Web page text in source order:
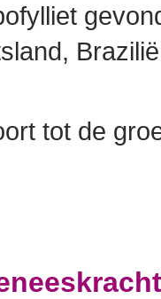
tot de